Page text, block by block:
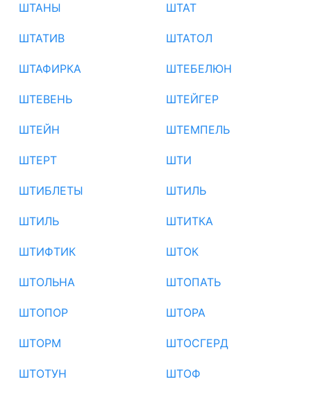
ШТАНЫ ШТАТ
ШТАТИВ ШТАТОЛ
ШТАФИРКА ШТЕБЕЛЮН
ШТЕВЕНЬ ШТЕЙГЕР
ШТЕЙН ШТЕМПЕЛЬ
ШТЕРТ ШТИ
ШТИБЛЕТЫ ШТИЛЬ
ШТИЛЬ ШТИТКА
ШТИФТИК ШТОК
ШТОЛЬНА ШТОПАТЬ
ШТОПОР ШТОРА
ШТОРМ ШТОСГЕРД
ШТОТУН ШТОФ